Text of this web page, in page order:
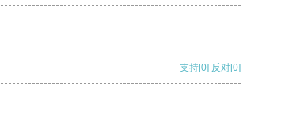
支持[0] 反对[0]